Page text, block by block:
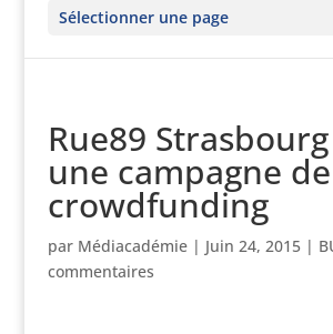
Sélectionner une page
Rue89
une campagne de
crowdfunding
par Médiacadémie| Juin 24, 2015|
commentaires